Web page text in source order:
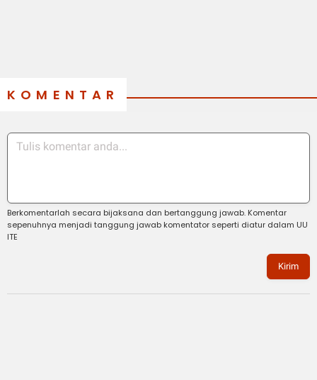
KOMENTAR
Berkomentarlah secara bijaksana dan bertanggung jawab. Komentar
sepenuhnya menjadi tanggung jawab komentator seperti diatur dalam UU
ITE
Kirim